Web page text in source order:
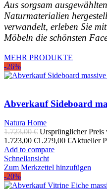
Aus sorgsam
Naturmaterialien
verwandelt, erleben Sie
Möbeln die schönsten
MEHR PRODUKTE
-26%
Abverkauf Sideboard
Natura Home
1.723,00€ Ursprünglicher Preis
1.723,00 €1.279,00 €Aktueller
Add to compare
Schnellansicht
Zum Merkzettel hinzufügen
-20%